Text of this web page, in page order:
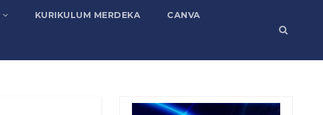
KURIKULUM MERDEKA CANVA